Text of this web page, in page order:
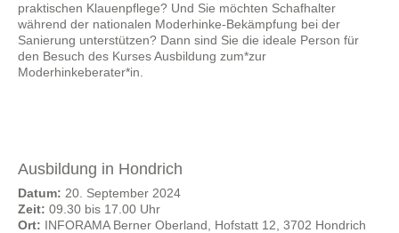
praktischen Klauenpflege? Und Sie möchten Schafhalter
während der nationalen Moderhinke-Bekämpfung bei der
Sanierung unterstützen? Dann sind Sie die ideale Person für
den Besuch des Kurses Ausbildung zum*zur
Moderhinkeberater*in.
Ausbildung in Hondrich
Datum: 20. September 2024
Zeit: 09.30 bis 17.00 Uhr
Ort: INFORAMA Berner Oberland, Hofstatt 12, 3702 Hondrich